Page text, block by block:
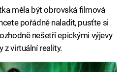
měla být obrovská filmová
pořádně naladit, pusťte si
nešetří epickými výjevy
z virtuální reality.